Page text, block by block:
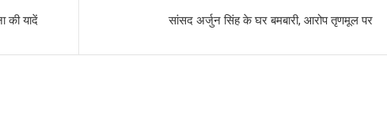
की यादें सांसद अर्जुन सिंह के घर बमबारी, आरोप तृणमूल पर